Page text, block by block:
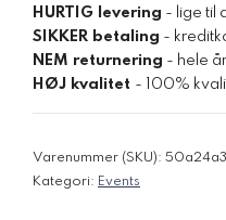
HURTIG levering - lige til
SIKKER betaling -
NEM returnering - hele
HØJ kvalitet - 100%
Varenummer (SKU):
Kategori: Events